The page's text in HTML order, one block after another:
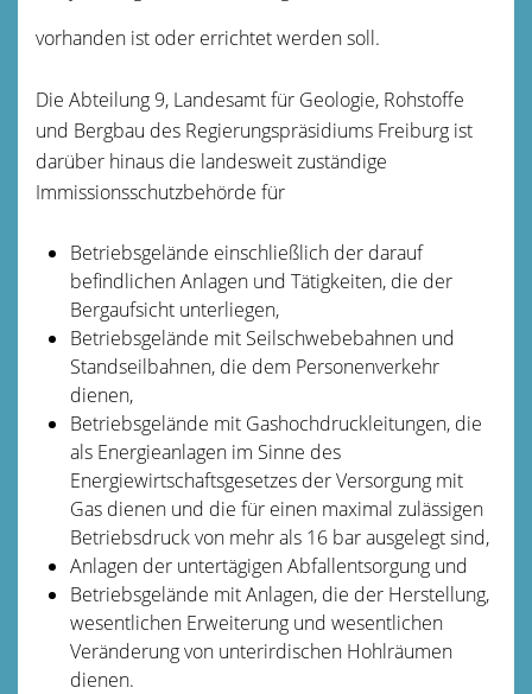
vorhanden ist oder errichtet werden soll.
Die Abteilung 9, Landesamt für Geologie, Rohstoffe
und Bergbau des Regierungspräsidiums Freiburg ist
darüber hinaus die landesweit zuständige
Immissionsschutzbehörde für
Betriebsgelände einschließlich der darauf
befindlichen Anlagen und Tätigkeiten, die der
Bergaufsicht unterliegen,
Betriebsgelände mit Seilschwebebahnen und
Standseilbahnen, die dem Personenverkehr
dienen,
Betriebsgelände mit Gashochdruckleitungen, die
als Energieanlagen im Sinne des
Energiewirtschaftsgesetzes der Versorgung mit
Gas dienen und die für einen maximal zulässigen
Betriebsdruck von mehr als 16 bar ausgelegt sind,
Anlagen der untertägigen Abfallentsorgung und
Betriebsgelände mit Anlagen, die der Herstellung,
wesentlichen Erweiterung und wesentlichen
Veränderung von unterirdischen Hohlräumen
dienen.